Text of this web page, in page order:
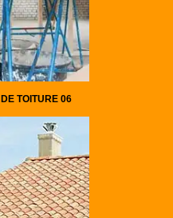
TOITURE 06